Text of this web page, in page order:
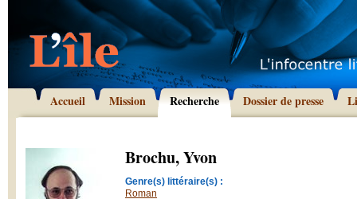
Accueil Mission Recherche Dossier de presse
Brochu, Yvon
Genre(s) littéraire(s) :
Roman